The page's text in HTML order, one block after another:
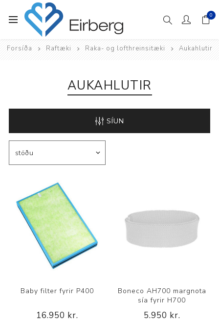
0
Forsíða Raftæki Raka- og lofthreinsitæki Aukahlutir
AUKAHLUTIR
SÍUN
Baby filter fyrir P400
16.950 kr.
Boneco AH700 margnota
sía fyrir H700
5.950 kr.